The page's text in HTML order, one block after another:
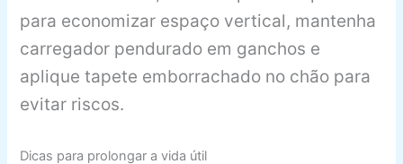
para economizar espaço vertical, mantenha
carregador pendurado em ganchos e
aplique tapete emborrachado no chão para
evitar riscos.
Dicas para prolongar a vida útil